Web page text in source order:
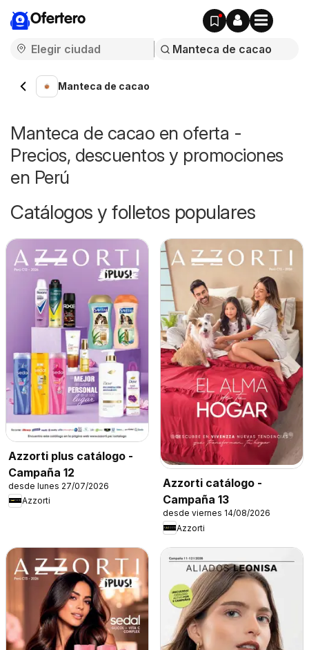
Ofertero
Manteca de cacao
Manteca de cacao en oferta -
Precios, descuentos y promociones
en Perú
Catálogos y folletos populares
Azzorti plus catálogo -
Campaña 12
desde lunes 27/07/2026
Azzorti
Azzorti catálogo -
Campaña 13
desde viernes 14/08/2026
Azzorti